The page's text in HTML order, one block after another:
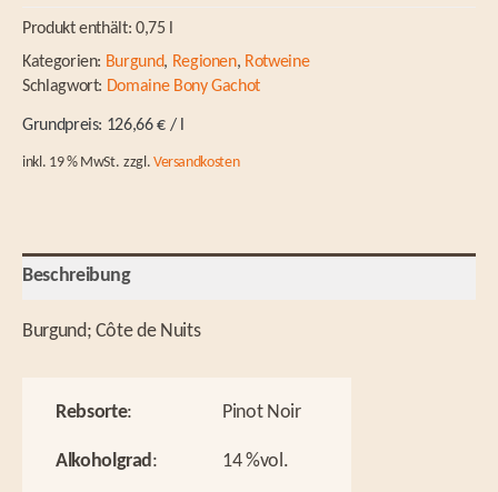
Dom.
Bony-
Gachot
Menge
Produkt enthält: 0,75
Kategorien: Burgund, Regionen, Rotweine
Schlagwort: Domaine Bony Gachot
126,66€/
inkl. 19 % MwSt. zzgl. Versandkosten
Beschreibung
Burgund; Côte de Nuits
Rebsorte: Pinot Noir
Alkoholgrad : 14 %vol.